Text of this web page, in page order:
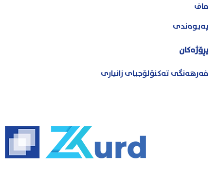
ماف
پەیوەندی
پڕۆژەکان
فەرهەنگی تەکنۆلۆجیای زانیاری